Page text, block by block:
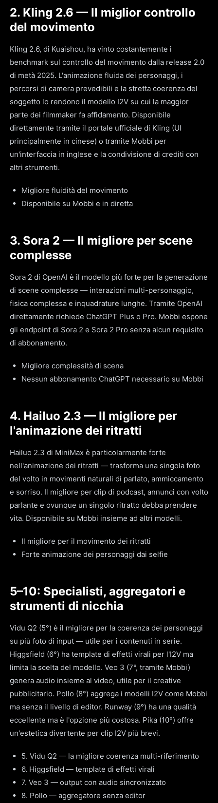
2. Kling 2.6 — Il miglior controllo
del movimento
Kling 2.6, di Kuaishou, ha vinto costantemente i
benchmark sul controllo del movimento dalla release 2.0
di metà 2025. L'animazione fluida dei personaggi, i
percorsi di camera prevedibili e la stretta coerenza del
soggetto lo rendono il modello I2V su cui la maggior
parte dei filmmaker fa affidamento. Disponibile
direttamente tramite il portale ufficiale di Kling (UI
principalmente in cinese) o tramite Mobbi per
un'interfaccia in inglese e la condivisione di crediti con
altri strumenti.
Migliore fluidità del movimento
Disponibile su Mobbi e in diretta
3. Sora 2 — Il migliore per scene
complesse
Sora 2 di OpenAI è il modello più forte per la generazione
di scene complesse — interazioni multi-personaggio,
fisica complessa e inquadrature lunghe. Tramite OpenAI
direttamente richiede ChatGPT Plus o Pro. Mobbi espone
gli endpoint di Sora 2 e Sora 2 Pro senza alcun requisito
di abbonamento.
Migliore complessità di scena
Nessun abbonamento ChatGPT necessario su Mobbi
4. Hailuo 2.3 — Il migliore per
l'animazione dei ritratti
Hailuo 2.3 di MiniMax è particolarmente forte
nell'animazione dei ritratti — trasforma una singola foto
del volto in movimenti naturali di parlato, ammiccamento
e sorriso. Il migliore per clip di podcast, annunci con volto
parlante e ovunque un singolo ritratto debba prendere
vita. Disponibile su Mobbi insieme ad altri modelli.
Il migliore per il movimento dei ritratti
Forte animazione dei personaggi dai selfie
5–10: Specialisti, aggregatori e
strumenti di nicchia
Vidu Q2 (5°) è il migliore per la coerenza dei personaggi
su più foto di input — utile per i contenuti in serie.
Higgsfield (6°) ha template di effetti virali per l'I2V ma
limita la scelta del modello. Veo 3 (7°, tramite Mobbi)
genera audio insieme al video, utile per il creative
pubblicitario. Pollo (8°) aggrega i modelli I2V come Mobbi
ma senza il livello di editor. Runway (9°) ha una qualità
eccellente ma è l'opzione più costosa. Pika (10°) offre
un'estetica divertente per clip I2V più brevi.
5. Vidu Q2 — la migliore coerenza multi-riferimento
6. Higgsfield — template di effetti virali
7. Veo 3 — output con audio sincronizzato
8. Pollo — aggregatore senza editor